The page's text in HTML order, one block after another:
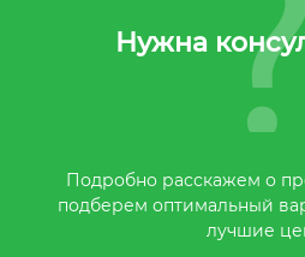
Нужна
Подробно расскажем о
подберем оптимальный
лучшие